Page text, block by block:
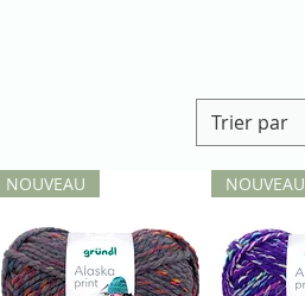
Trier par
NOUVEAU NOUVEAU